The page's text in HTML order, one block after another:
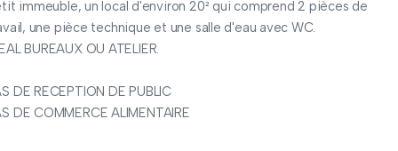
immeuble, un local d'environ 20² qui comprend 2 pièces de
une pièce technique et une salle d'eau avec WC.
BUREAUX OU ATELIER.
DE RECEPTION DE PUBLIC
DE COMMERCE ALIMENTAIRE